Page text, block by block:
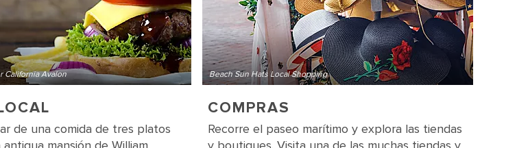
California Avalon
de una comida de tres platos
Beach Sun Hats Local Shopping
COMPRAS
Recorre el paseo marítimo y explora las tiendas